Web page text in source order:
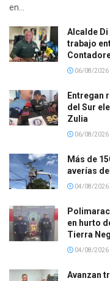
en...
Alcalde
trabajo
06/08/2026
Entregan
del Sur
Zulia
06/08/2026
Más de
averías
04/08/2026
en hurto
Tierra
04/08/2026
Avanzan